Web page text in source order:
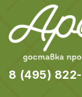
8 (495)